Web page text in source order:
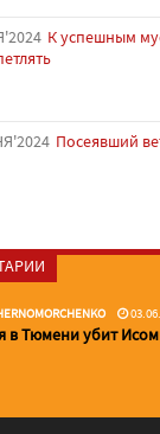
К успешным
Посеявший
в Тюмени убит